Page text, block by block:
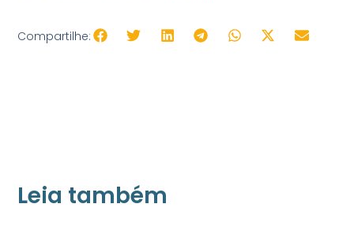
Compartilhe:
Leia também